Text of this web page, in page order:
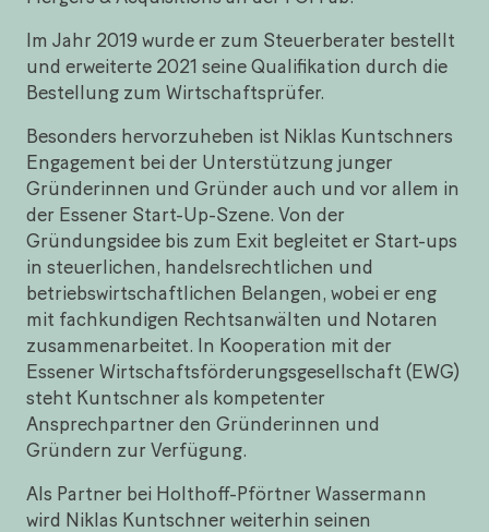
Im Jahr 2019 wurde er zum Steuerberater bestellt
und erweiterte 2021 seine Qualifikation durch die
Bestellung zum Wirtschaftsprüfer.
Besonders hervorzuheben ist Niklas Kuntschners
Engagement bei der Unterstützung junger
Gründerinnen und Gründer auch und vor allem in
der Essener Start-Up-Szene. Von der
Gründungsidee bis zum Exit begleitet er Start-ups
in steuerlichen, handelsrechtlichen und
betriebswirtschaftlichen Belangen, wobei er eng
mit fachkundigen Rechtsanwälten und Notaren
zusammenarbeitet. In Kooperation mit der
Essener Wirtschaftsförderungsgesellschaft (EWG)
steht Kuntschner als kompetenter
Ansprechpartner den Gründerinnen und
Gründern zur Verfügung.
Als Partner bei Holthoff-Pförtner Wassermann
wird Niklas Kuntschner weiterhin seinen